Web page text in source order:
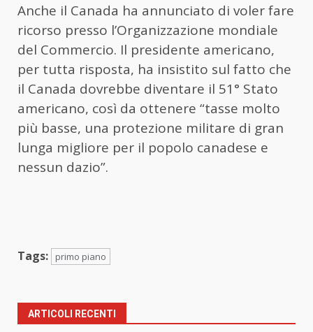
Anche il Canada ha annunciato di voler fare
ricorso presso l’Organizzazione mondiale
del Commercio. Il presidente americano,
per tutta risposta, ha insistito sul fatto che
il Canada dovrebbe diventare il 51° Stato
americano, così da ottenere “tasse molto
più basse, una protezione militare di gran
lunga migliore per il popolo canadese e
nessun dazio”.
Tags: primo piano
ARTICOLI RECENTI